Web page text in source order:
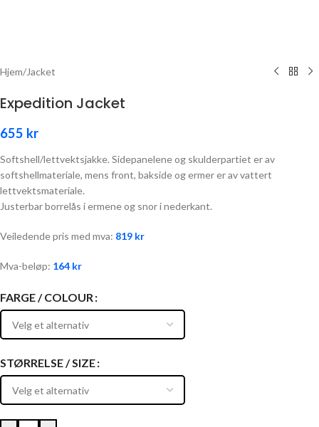
Hjem/Jacket
Expedition Jacket
655 kr
Softshell/lettvektsjakke. Sidepanelene og skulderpartiet er av
softshellmateriale, mens front, bakside og ermer er av vattert
lettvektsmateriale.
Justerbar borrelås i ermene og snor i nederkant.
Veiledende pris med mva: 819 kr
Mva-beløp: 164 kr
FARGE / COLOUR
STØRRELSE / SIZE